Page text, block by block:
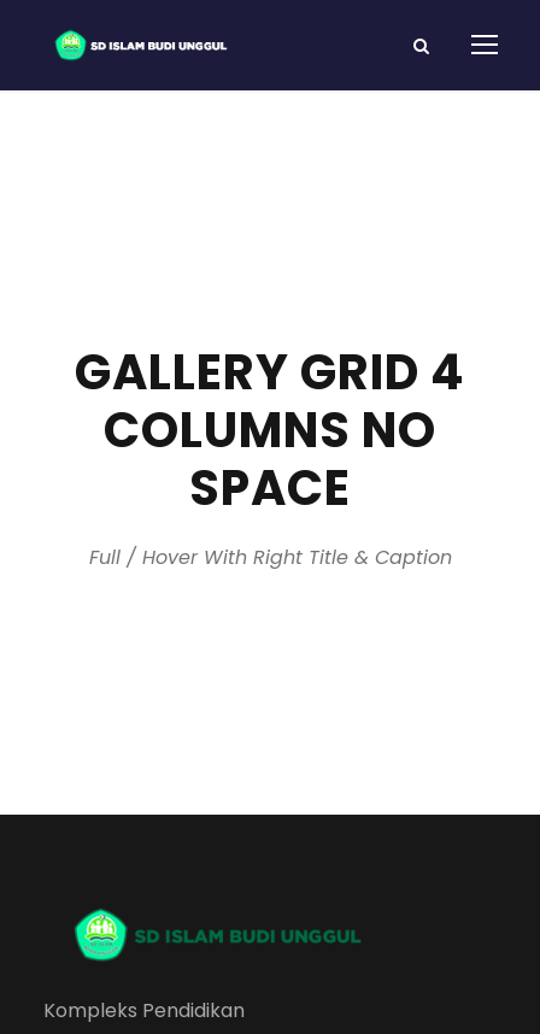
GALLERY GRID 4
COLUMNS NO
SPACE
Full / Hover With Right Title & Caption
Kompleks Pendidikan